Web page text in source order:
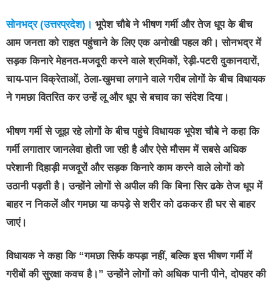
सोनभद्र (उत्तरप्रदेश)। भूपेश चौबे ने भीषण गर्मी और तेज धूप के बीच
आम जनता को राहत पहुंचाने के लिए एक अनोखी पहल की। सोनभद्र में
सड़क किनारे मेहनत-मजदूरी करने वाले श्रमिकों, रेड़ी-पटरी दुकानदारों,
चाय-पान विक्रेताओं, ठेला-खुमचा लगाने वाले गरीब लोगों के बीच विधायक
ने गमछा वितरित कर उन्हें लू और धूप से बचाव का संदेश दिया।
भीषण गर्मी से जूझ रहे लोगों के बीच पहुंचे विधायक भूपेश चौबे ने कहा कि
गर्मी लगातार जानलेवा होती जा रही है और ऐसे मौसम में सबसे अधिक
परेशानी दिहाड़ी मजदूरों और सड़क किनारे काम करने वाले लोगों को
उठानी पड़ती है। उन्होंने लोगों से अपील की कि बिना सिर ढके तेज धूप में
बाहर न निकलें और गमछा या कपड़े से शरीर को ढककर ही घर से बाहर
जाएं।
विधायक ने कहा कि “गमछा सिर्फ कपड़ा नहीं, बल्कि इस भीषण गर्मी में
गरीबों की सुरक्षा कवच है।” उन्होंने लोगों को अधिक पानी पीने, दोपहर की